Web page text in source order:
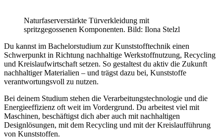
Naturfaserverstärkte Türverkleidung mit
spritzgegossenen Komponenten. Bild: Ilona Stelzl
Du kannst im Bachelorstudium zur Kunststofftechnik einen
Schwerpunkt in Richtung nachhaltige Werkstoffnutzung, Recycling
und Kreislaufwirtschaft setzen. So gestaltest du aktiv die Zukunft
nachhaltiger Materialien – und trägst dazu bei, Kunststoffe
verantwortungsvoll zu nutzen.
Bei deinem Studium stehen die Verarbeitungstechnologie und die
Energieeffizienz oft weit im Vordergrund. Du arbeitest viel mit
Maschinen, beschäftigst dich aber auch mit nachhaltigen
Designlösungen, mit dem Recycling und mit der Kreislaufführung
von Kunststoffen.